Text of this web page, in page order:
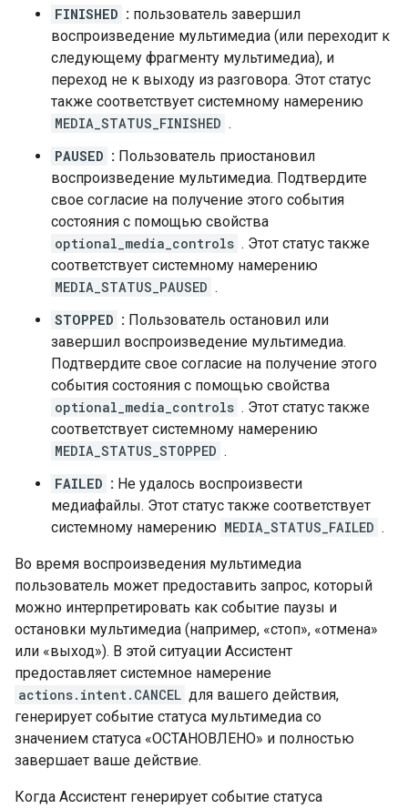
FINISHED : пользователь завершил
воспроизведение мультимедиа (или переходит к
следующему фрагменту мультимедиа), и
переход не к выходу из разговора. Этот статус
также соответствует системному намерению
MEDIA_STATUS_FINISHED .
PAUSED : Пользователь приостановил
воспроизведение мультимедиа. Подтвердите
свое согласие на получение этого события
состояния с помощью свойства
optional_media_controls . Этот статус также
соответствует системному намерению
MEDIA_STATUS_PAUSED .
STOPPED : Пользователь остановил или
завершил воспроизведение мультимедиа.
Подтвердите свое согласие на получение этого
события состояния с помощью свойства
optional_media_controls . Этот статус также
соответствует системному намерению
MEDIA_STATUS_STOPPED .
FAILED : Не удалось воспроизвести
медиафайлы. Этот статус также соответствует
системному намерению MEDIA_STATUS_FAILED .
Во время воспроизведения мультимедиа
пользователь может предоставить запрос, который
можно интерпретировать как событие паузы и
остановки мультимедиа (например, «стоп», «отмена»
или «выход»). В этой ситуации Ассистент
предоставляет системное намерение
actions.intent.CANCEL для вашего действия,
генерирует событие статуса мультимедиа со
значением статуса «ОСТАНОВЛЕНО» и полностью
завершает ваше действие.
Когда Ассистент генерирует событие статуса